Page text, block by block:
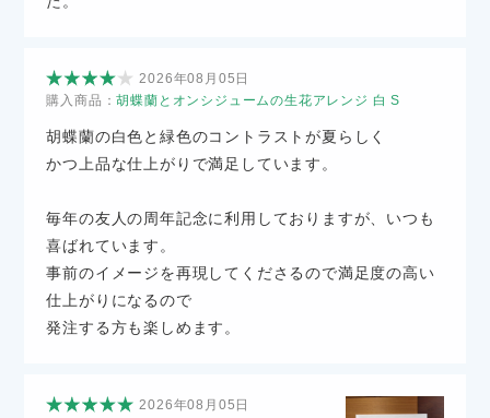
2026年08月05日
購入商品：胡蝶蘭とオンシジュームの生花アレンジ 白 S
胡蝶蘭の白色と緑色のコントラストが夏らしく
かつ上品な仕上がりで満足しています。
毎年の友人の周年記念に利用しておりますが、いつも
喜ばれています。
事前のイメージを再現してくださるので満足度の高い
仕上がりになるので
発注する方も楽しめます。
2026年08月05日